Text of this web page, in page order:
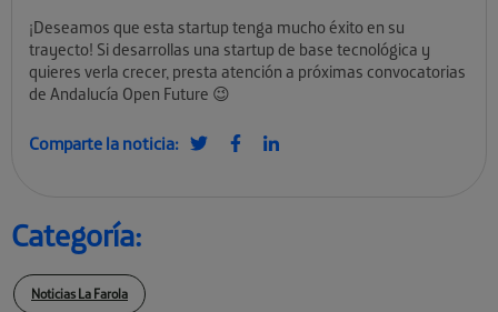
¡Deseamos que esta startup tenga mucho éxito en su
trayecto! Si desarrollas una startup de base tecnológica y
quieres verla crecer, presta atención a próximas convocatorias
de Andalucía Open Future 😉
Comparte la noticia:
Categoría:
Noticias La Farola